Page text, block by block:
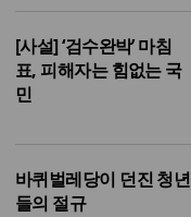
[사설] ‘검수완박’ 마침
표, 피해자는 힘없는 국
민
바퀴벌레당이 던진 청년
들의 절규